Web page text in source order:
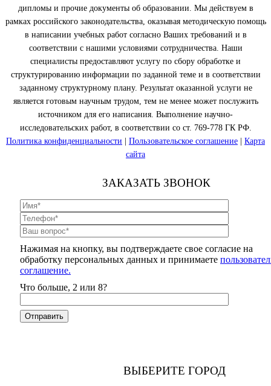
дипломы и прочие документы об образовании. Мы действуем в
рамках российского законодательства, оказывая методическую помощь
в написании учебных работ согласно Ваших требований и в
соответствии с нашими условиями сотрудничества. Наши
специалисты предоставляют услугу по сбору обработке и
структурированию информации по заданной теме и в соответствии
заданному структурному плану. Результат оказанной услуги не
является готовым научным трудом, тем не менее может послужить
источником для его написания. Выполнение научно-
исследовательских работ, в соответствии со ст. 769-778 ГК РФ.
Политика конфиденциальности
Пользовательское соглашение
Карта
сайта
ЗАКАЗАТЬ ЗВОНОК
Нажимая на кнопку, вы подтверждаете свое согласие на
обработку персональных данных и принимаете
соглашение.
Что больше, 2 или 8?
ВЫБЕРИТЕ ГОРОД